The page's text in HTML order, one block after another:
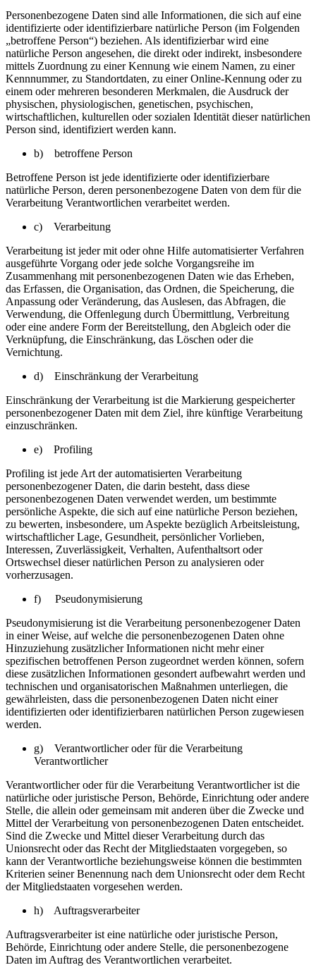
Personenbezogene Daten sind alle Informationen, die sich auf eine
identifizierte oder identifizierbare natürliche Person (im Folgenden
„betroffene Person“) beziehen. Als identifizierbar wird eine
natürliche Person angesehen, die direkt oder indirekt, insbesondere
mittels Zuordnung zu einer Kennung wie einem Namen, zu einer
Kennnummer, zu Standortdaten, zu einer Online-Kennung oder zu
einem oder mehreren besonderen Merkmalen, die Ausdruck der
physischen, physiologischen, genetischen, psychischen,
wirtschaftlichen, kulturellen oder sozialen Identität dieser natürlichen
Person sind, identifiziert werden kann.
b) betroffene Person
Betroffene Person ist jede identifizierte oder identifizierbare
natürliche Person, deren personenbezogene Daten von dem für die
Verarbeitung Verantwortlichen verarbeitet werden.
c) Verarbeitung
Verarbeitung ist jeder mit oder ohne Hilfe automatisierter Verfahren
ausgeführte Vorgang oder jede solche Vorgangsreihe im
Zusammenhang mit personenbezogenen Daten wie das Erheben,
das Erfassen, die Organisation, das Ordnen, die Speicherung, die
Anpassung oder Veränderung, das Auslesen, das Abfragen, die
Verwendung, die Offenlegung durch Übermittlung, Verbreitung
oder eine andere Form der Bereitstellung, den Abgleich oder die
Verknüpfung, die Einschränkung, das Löschen oder die
Vernichtung.
d) Einschränkung der Verarbeitung
Einschränkung der Verarbeitung ist die Markierung gespeicherter
personenbezogener Daten mit dem Ziel, ihre künftige Verarbeitung
einzuschränken.
e) Profiling
Profiling ist jede Art der automatisierten Verarbeitung
personenbezogener Daten, die darin besteht, dass diese
personenbezogenen Daten verwendet werden, um bestimmte
persönliche Aspekte, die sich auf eine natürliche Person beziehen,
zu bewerten, insbesondere, um Aspekte bezüglich Arbeitsleistung,
wirtschaftlicher Lage, Gesundheit, persönlicher Vorlieben,
Interessen, Zuverlässigkeit, Verhalten, Aufenthaltsort oder
Ortswechsel dieser natürlichen Person zu analysieren oder
vorherzusagen.
f) Pseudonymisierung
Pseudonymisierung ist die Verarbeitung personenbezogener Daten
in einer Weise, auf welche die personenbezogenen Daten ohne
Hinzuziehung zusätzlicher Informationen nicht mehr einer
spezifischen betroffenen Person zugeordnet werden können, sofern
diese zusätzlichen Informationen gesondert aufbewahrt werden und
technischen und organisatorischen Maßnahmen unterliegen, die
gewährleisten, dass die personenbezogenen Daten nicht einer
identifizierten oder identifizierbaren natürlichen Person zugewiesen
werden.
g) Verantwortlicher oder für die Verarbeitung
Verantwortlicher
Verantwortlicher oder für die Verarbeitung Verantwortlicher ist die
natürliche oder juristische Person, Behörde, Einrichtung oder andere
Stelle, die allein oder gemeinsam mit anderen über die Zwecke und
Mittel der Verarbeitung von personenbezogenen Daten entscheidet.
Sind die Zwecke und Mittel dieser Verarbeitung durch das
Unionsrecht oder das Recht der Mitgliedstaaten vorgegeben, so
kann der Verantwortliche beziehungsweise können die bestimmten
Kriterien seiner Benennung nach dem Unionsrecht oder dem Recht
der Mitgliedstaaten vorgesehen werden.
h) Auftragsverarbeiter
Auftragsverarbeiter ist eine natürliche oder juristische Person,
Behörde, Einrichtung oder andere Stelle, die personenbezogene
Daten im Auftrag des Verantwortlichen verarbeitet.